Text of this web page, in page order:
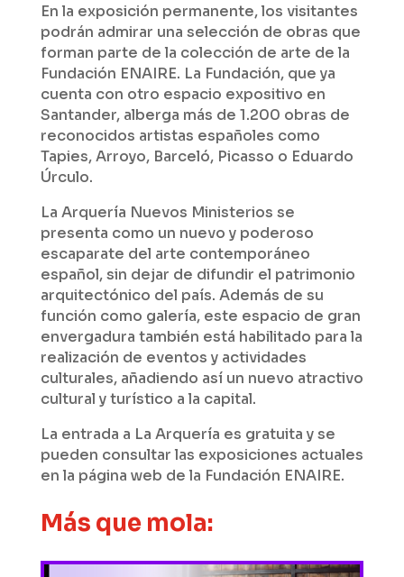
En la exposición permanente, los visitantes
podrán admirar una selección de obras que
forman parte de la colección de arte de la
Fundación ENAIRE. La Fundación, que ya
cuenta con otro espacio expositivo en
Santander, alberga más de 1.200 obras de
reconocidos artistas españoles como
Tapies, Arroyo, Barceló, Picasso o Eduardo
Úrculo.
La Arquería Nuevos Ministerios se
presenta como un nuevo y poderoso
escaparate del arte contemporáneo
español, sin dejar de difundir el patrimonio
arquitectónico del país. Además de su
función como galería, este espacio de gran
envergadura también está habilitado para la
realización de eventos y actividades
culturales, añadiendo así un nuevo atractivo
cultural y turístico a la capital.
La entrada a La Arquería es gratuita y se
pueden consultar las exposiciones actuales
en la página web de la Fundación ENAIRE.
Más que mola: